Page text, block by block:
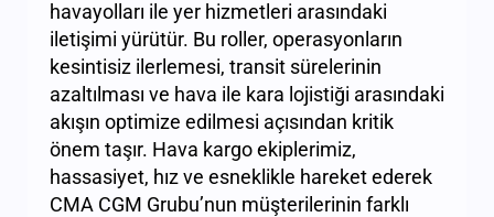
havayolları ile yer hizmetleri arasındaki
iletişimi yürütür. Bu roller, operasyonların
kesintisiz ilerlemesi, transit sürelerinin
azaltılması ve hava ile kara lojistiği arasındaki
akışın optimize edilmesi açısından kritik
önem taşır. Hava kargo ekiplerimiz,
hassasiyet, hız ve esneklikle hareket ederek
CMA CGM Grubu’nun müşterilerinin farklı